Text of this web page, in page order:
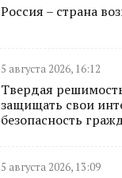
Россия – страна
5 августа 2026, 16:12
Твердая
защищать свои
безопасность
5 августа 2026, 13:09